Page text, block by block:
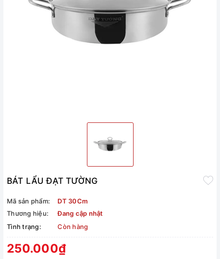
BÁT LẨU ĐẠT TƯỜNG
Mã sản phẩm:
DT 30Cm
Thương hiệu:
Đang cập nhật
Tình trạng:
Còn hàng
250.000₫